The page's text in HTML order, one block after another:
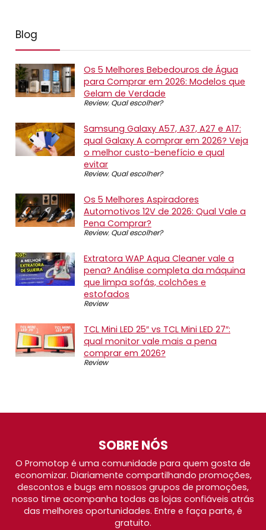
Blog
Os 5 Melhores Bebedouros de Água
para Comprar em 2026: Modelos que
Gelam de Verdade
Review, Qual escolher?
Samsung Galaxy A57, A37, A27 e A17:
qual Galaxy A comprar em 2026? Veja
o melhor custo-benefício e qual
evitar
Review, Qual escolher?
Os 5 Melhores Aspiradores
Automotivos 12V de 2026: Qual Vale a
Pena Comprar?
Review, Qual escolher?
Extratora WAP Aqua Cleaner vale a
pena? Análise completa da máquina
que limpa sofás, colchões e
estofados
Review
TCL Mini LED 25″ vs TCL Mini LED 27″:
qual monitor vale mais a pena
comprar em 2026?
Review
SOBRE NÓS
O Promotop é uma comunidade para quem gosta de
economizar. Diariamente compartilhando promoções,
descontos e bugs em nossos grupos de promoções,
nosso time acompanha todas as lojas confiáveis atrás
das melhores oportunidades. Entre e faça parte, é
gratuito.